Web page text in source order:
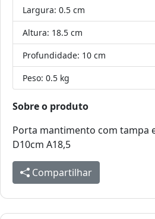
Largura: 0.5 cm
Altura: 18.5 cm
Profundidade: 10 cm
Peso: 0.5 kg
Sobre o produto
Porta mantimento com tampa
D10cm A18,5
Compartilhar